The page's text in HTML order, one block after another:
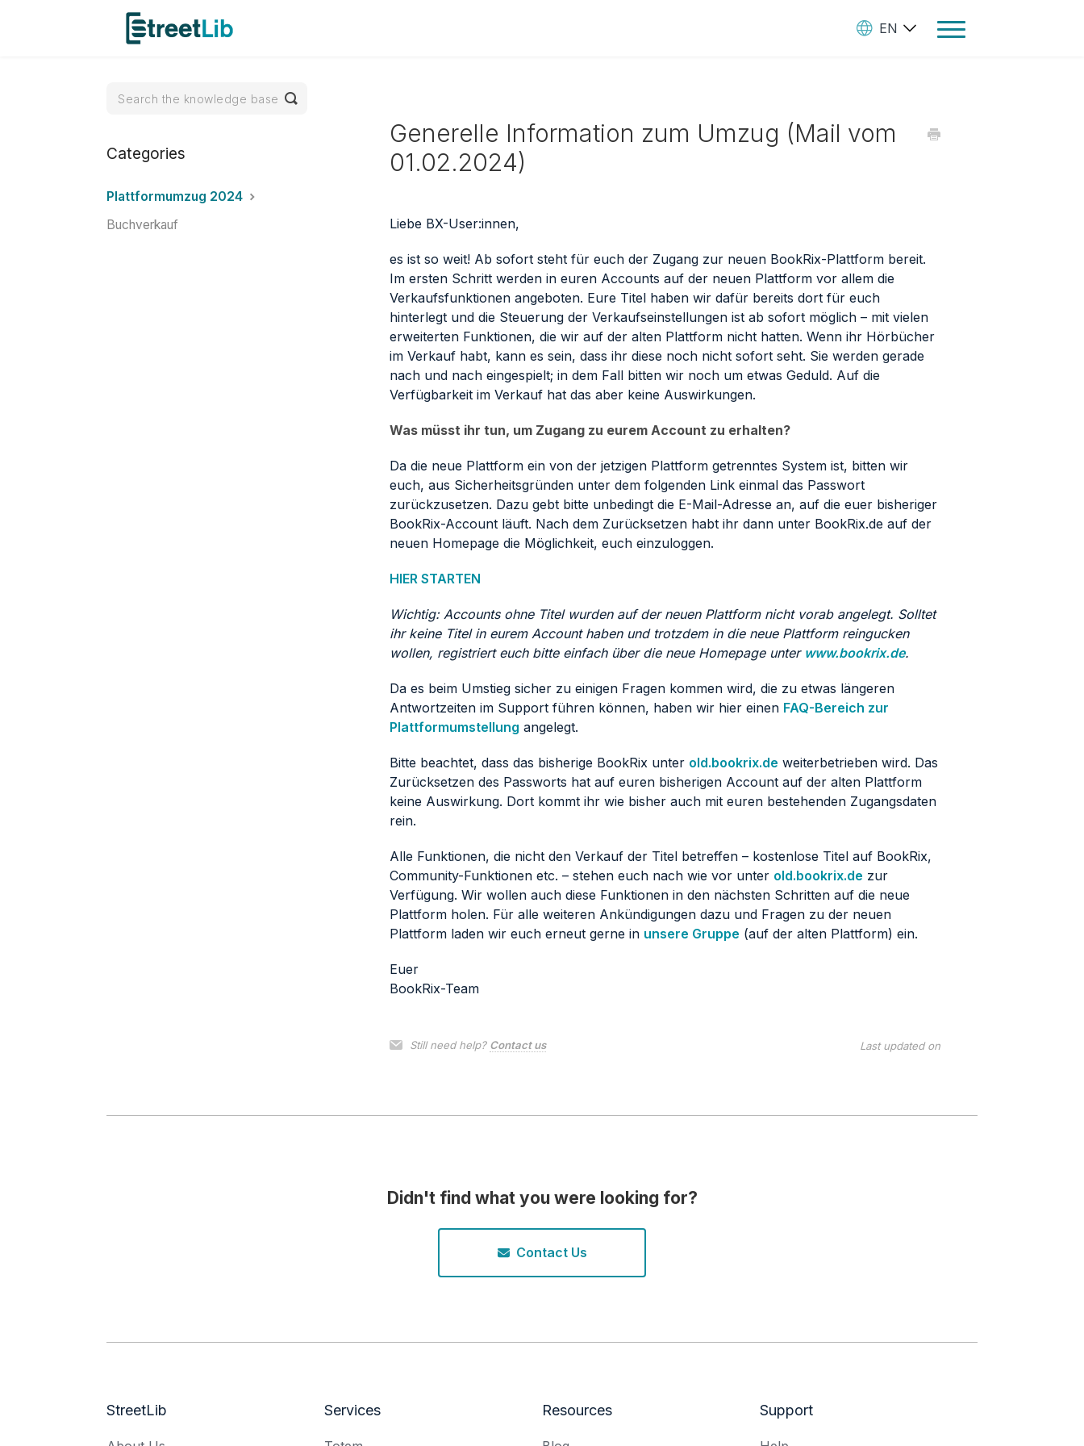
Toggle
Audiobooks
Royalties
StreetLib Direct Marketing
SL Store
Contact
EN
Generelle Information zum Umzug (Mail vom
01.02.2024)
Liebe BX-User:innen,
es ist so weit! Ab sofort steht für euch der Zugang zur neuen BookRix-Plattform bereit.
Im ersten Schritt werden in euren Accounts auf der neuen Plattform vor allem die
Verkaufsfunktionen angeboten. Eure Titel haben wir dafür bereits dort für euch
hinterlegt und die Steuerung der Verkaufseinstellungen ist ab sofort möglich – mit vielen
erweiterten Funktionen, die wir auf der alten Plattform nicht hatten. Wenn ihr Hörbücher
im Verkauf habt, kann es sein, dass ihr diese noch nicht sofort seht. Sie werden gerade
nach und nach eingespielt; in dem Fall bitten wir noch um etwas Geduld. Auf die
Verfügbarkeit im Verkauf hat das aber keine Auswirkungen.
Was müsst ihr tun, um Zugang zu eurem Account zu erhalten?
Da die neue Plattform ein von der jetzigen Plattform getrenntes System ist, bitten wir
euch, aus Sicherheitsgründen unter dem folgenden Link einmal das Passwort
zurückzusetzen. Dazu gebt bitte unbedingt die E-Mail-Adresse an, auf die euer bisheriger
BookRix-Account läuft. Nach dem Zurücksetzen habt ihr dann unter BookRix.de auf der
neuen Homepage die Möglichkeit, euch einzuloggen.
HIER STARTEN
Wichtig: Accounts ohne Titel wurden auf der neuen Plattform nicht vorab angelegt. Solltet
ihr keine Titel in eurem Account haben und trotzdem in die neue Plattform reingucken
wollen, registriert euch bitte einfach über die neue Homepage unter www.bookrix.de.
Da es beim Umstieg sicher zu einigen Fragen kommen wird, die zu etwas längeren
Antwortzeiten im Support führen können, haben wir hier einen FAQ-Bereich zur
Plattformumstellung angelegt.
Bitte beachtet, dass das bisherige BookRix unter old.bookrix.de weiterbetrieben wird. Das
Zurücksetzen des Passworts hat auf euren bisherigen Account auf der alten Plattform
keine Auswirkung. Dort kommt ihr wie bisher auch mit euren bestehenden Zugangsdaten
rein.
Alle Funktionen, die nicht den Verkauf der Titel betreffen – kostenlose Titel auf BookRix,
Community-Funktionen etc. – stehen euch nach wie vor unter old.bookrix.de zur
Verfügung. Wir wollen auch diese Funktionen in den nächsten Schritten auf die neue
Plattform holen. Für alle weiteren Ankündigungen dazu und Fragen zu der neuen
Plattform laden wir euch erneut gerne in unsere Gruppe (auf der alten Plattform) ein.
Euer
BookRix-Team
Still need help? Contact us Last updated on
Toggle
Search
Categories
Plattformumzug 2024
Buchverkauf
Didn't find what you were looking for?
Contact Us
StreetLib Services Resources Support